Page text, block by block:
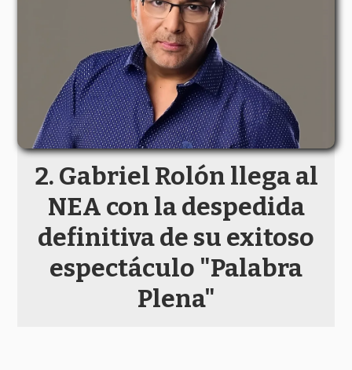
Gabriel Rolón llega al
NEA con la despedida
definitiva de su exitoso
espectáculo "Palabra
Plena"